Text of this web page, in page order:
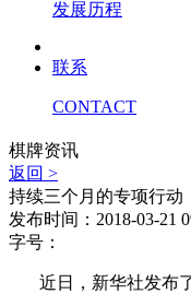
发展历程
联系
CONTACT
棋牌资讯
返回 >
持续三个月的专项行动
发布时间：2018-03-21
字号：
近日，新华社发布